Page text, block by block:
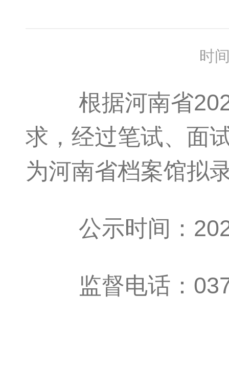
时
根据河南省2026
求，经过笔试、面
为河南省档案馆拟
公示时间：
监督电话：